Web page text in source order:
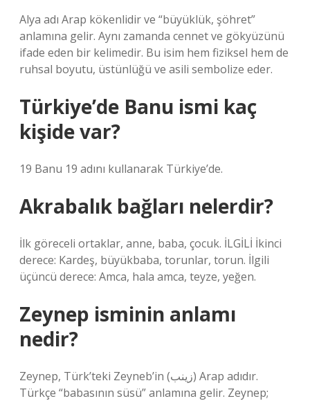
Alya adı Arap kökenlidir ve “büyüklük, şöhret”
anlamına gelir. Aynı zamanda cennet ve gökyüzünü
ifade eden bir kelimedir. Bu isim hem fiziksel hem de
ruhsal boyutu, üstünlüğü ve asili sembolize eder.
Türkiye’de Banu ismi kaç
kişide var?
19 Banu 19 adını kullanarak Türkiye’de.
Akrabalık bağları nelerdir?
İlk göreceli ortaklar, anne, baba, çocuk. İLGİLİ İkinci
derece: Kardeş, büyükbaba, torunlar, torun. İlgili
üçüncü derece: Amca, hala amca, teyze, yeğen.
Zeynep isminin anlamı
nedir?
Zeynep, Türk’teki Zeyneb’in (زينب) Arap adıdır.
Türkçe “babasının süsü” anlamına gelir. Zeynep;